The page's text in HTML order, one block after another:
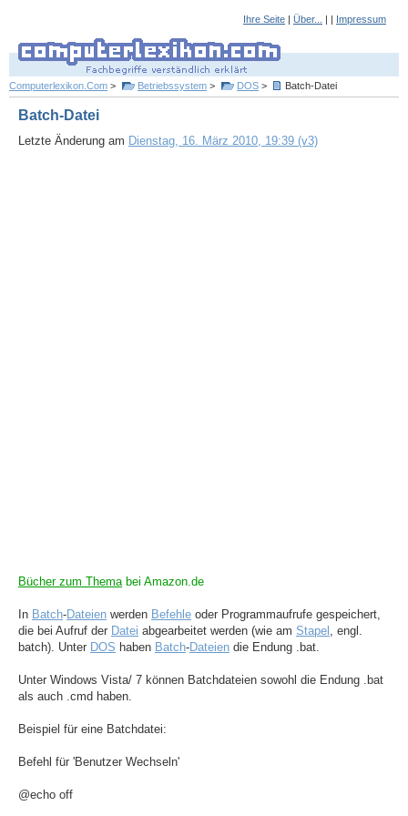
Ihre Seite | Über... | | Impressum
Computerlexikon.Com > Betriebssystem > DOS > Batch-Datei
Batch-Datei
Letzte Änderung am Dienstag, 16. März 2010, 19:39 (v3)
Bücher zum Themabei Amazon.de
In Batch-Dateien werden Befehle oder Programmaufrufe gespeichert,
die bei Aufruf der Datei abgearbeitet werden (wie am Stapel , engl.
batch). Unter DOS haben Batch-Dateien die Endung .bat.
Unter Windows Vista/ 7 können Batchdateien sowohl die Endung .bat
als auch .cmd haben.
Beispiel für eine Batchdatei:
Befehl für 'Benutzer Wechseln'
@echo off